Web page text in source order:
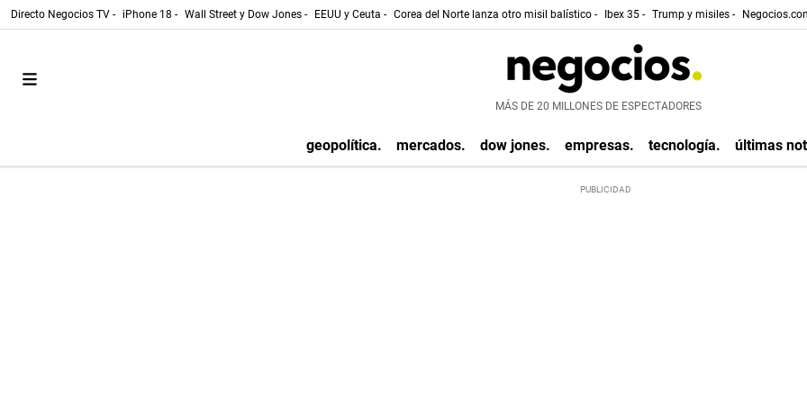
Directo Negocios TV - iPhone 18 - Wall Street y Dow Jones - EEUU y Ceuta - Corea del Norte lanza otro misil balístico - Ibex 35 - Trump y misiles -
MÁS DE 20 MILLONES DE ESPECTADORES
geopolítica. mercados. dow jones. empresas. tecnología. últimas